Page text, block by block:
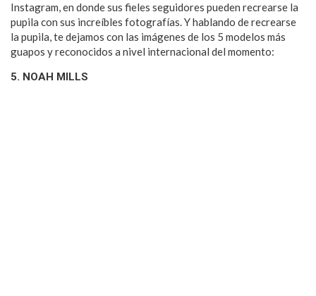
Instagram, en donde sus fieles seguidores pueden recrearse la
pupila con sus increíbles fotografías. Y hablando de recrearse
la pupila, te dejamos con las imágenes de los 5 modelos más
guapos y reconocidos a nivel internacional del momento:
5. NOAH MILLS